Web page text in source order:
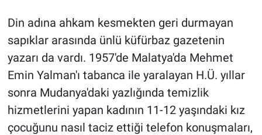
Din adına ahkam kesmekten geri durmayan
sapıklar arasında ünlü küfürbaz gazetenin
yazarı da vardı. 1957'de Malatya'da Mehmet
Emin Yalman'ı tabanca ile yaralayan H.Ü. yıllar
sonra Mudanya'daki yazlığında temizlik
hizmetlerini yapan kadının 11-12 yaşındaki kız
çocuğunu nasıl taciz ettiği telefon konuşmaları,